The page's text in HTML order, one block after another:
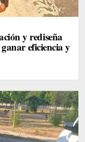
y rediseña
eficiencia y